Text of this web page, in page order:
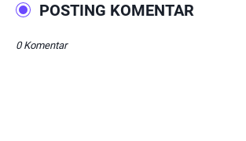
POSTING KOMENTAR
0 Komentar